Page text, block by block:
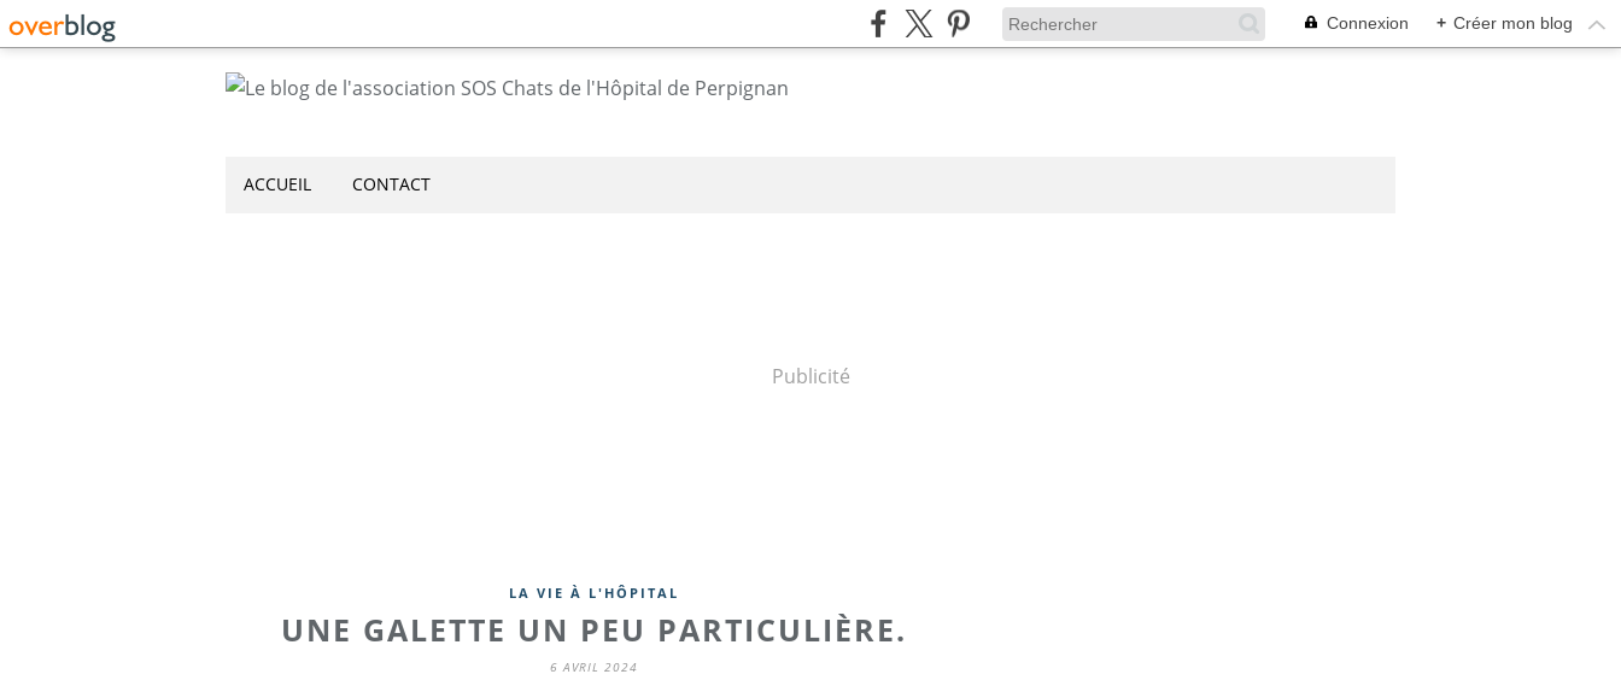
Connexion + Créer mon blog
ACCUEIL CONTACT
Publicité
LA VIE À L'HÔPITAL
UNE GALETTE UN PEU PARTICULIÈRE.
6 AVRIL 2024